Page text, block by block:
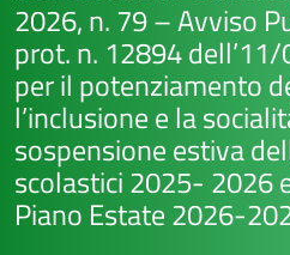
2026, n. 79 – Avviso
prot. n. 12894
per il potenziamento
l’inclusione e la
sospensione estiva
scolastici 2025- 2026
Piano Estate 2026-